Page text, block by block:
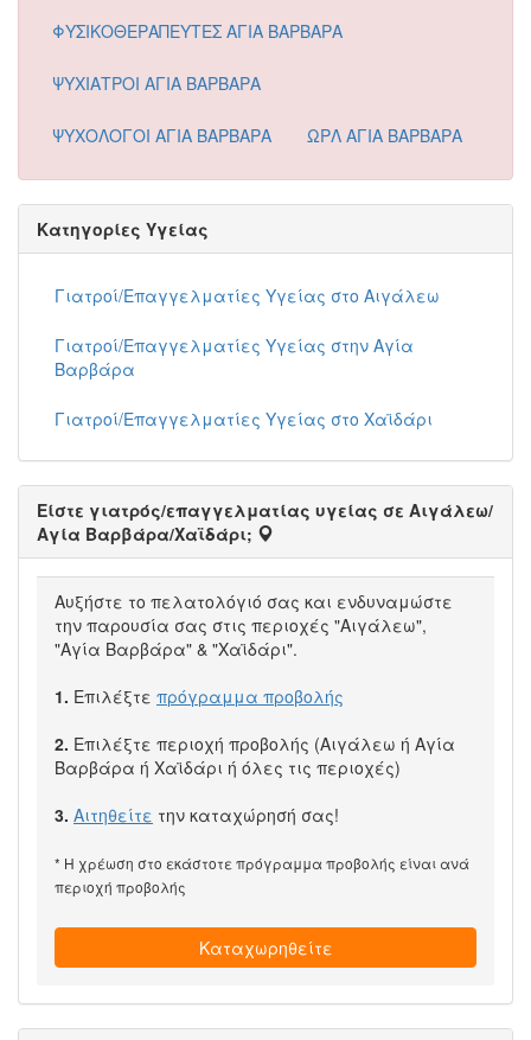
ΦΥΣΙΚΟΘΕΡΑΠΕΥΤΕΣ ΑΓΙΑ ΒΑΡΒΑΡΑ
ΨΥΧΙΑΤΡΟΙ ΑΓΙΑ ΒΑΡΒΑΡΑ
ΨΥΧΟΛΟΓΟΙ ΑΓΙΑ ΒΑΡΒΑΡΑ ΩΡΛ ΑΓΙΑ ΒΑΡΒΑΡΑ
Κατηγορίες Υγείας
Γιατροί/Επαγγελματίες Υγείας στο Αιγάλεω
Γιατροί/Επαγγελματίες Υγείας στην Αγία
Βαρβάρα
Γιατροί/Επαγγελματίες Υγείας στο Χαϊδάρι
Είστε γιατρός/επαγγελματίας υγείας σε Αιγάλεω/
Αγία Βαρβάρα/Χαϊδάρι;
Αυξήστε το πελατολόγιό σας και ενδυναμώστε
την παρουσία σας στις περιοχές "Αιγάλεω",
"Αγία Βαρβάρα" & "Χαϊδάρι".
1. Επιλέξτε πρόγραμμα προβολής
2. Επιλέξτε περιοχή προβολής (Αιγάλεω ή Αγία
Βαρβάρα ή Χαϊδάρι ή όλες τις περιοχές)
3. Αιτηθείτε την καταχώρησή σας!
* Η χρέωση στο εκάστοτε πρόγραμμα προβολής είναι ανά
περιοχή προβολής
Καταχωρηθείτε